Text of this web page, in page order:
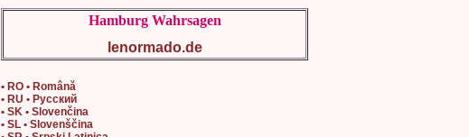
Hamburg Wahrsagen
lenormado.de
• RO • Română
• RU • Русский
• SK • Slovenčina
• SL • Slovenščina